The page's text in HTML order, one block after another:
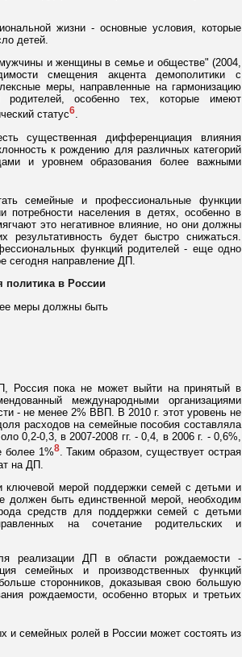
жизни - основные условия, которые
детей.
и женщины в семье и обществе" (2004,
смещения акцента демополитики с
меры, направленные на гармонизацию
особенно тех, которые имеют
статус6.
существенная дифференциация влияния
к рождению для различных категорий
и уровнем образования более важными
семейные и профессиональные функции
потребности населения в детях, особенно в
это негативное влияние, но они должны
результативность будет быстро снижаться.
функций родителей - еще одно
сегодня направление ДП.
политика в России
меры должны быть
Россия пока не может выйти на принятый в
международными организациями
- не менее 2% ВВП. В 2010 г. этот уровень не
расходов на семейные пособия составляла
0,2-0,3, в 2007-2008 гг. - 0,4, в 2006 г. - 0,6%,
более 1%8. Таким образом, существует острая
на ДП.
мерой поддержки семей с детьми и
быть единственной мерой, необходим
средств для поддержки семей с детьми
на сочетание родительских и
реализации ДП в области рождаемости -
семейных и производственных функций
сторонников, доказывая свою большую
рождаемости, особенно вторых и третьих
и семейных ролей в России может состоять из